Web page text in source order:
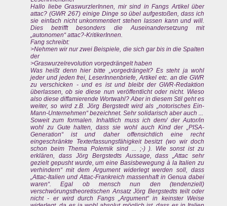
Hallo liebe GraswurzlerInnen, mir sind in Fangs Artikel über
attac? (GWR 267) einige Dinge so übel aufgestoßen, dass ich
sie einfach nicht unkommentiert stehen lassen kann und will.
Dies betrifft besonders die Auseinandersetzung mit
„autonomen“ attac?-KritikerInnen.
Fang schreibt:
>Nehmen wir nur zwei Beispiele, die sich gar bis in die Spalten
der
>Graswurzelrevolution vorgedrängelt haben
Was heißt denn hier bitte „vorgedrängelt? Es steht ja wohl
jeder und jeden frei, LeserInnenbriefe, Artikel etc. an die GWR
zu verschicken - und es ist und bleibt der GWR-Redaktion
überlassen, ob sie diese nun veröffentlicht oder nicht. Wieso
also diese diffamierende Wortwahl? Aber in diesem Stil geht es
weiter, so wird z.B. Jörg Bergstedt wird als „notorisches Ein-
Mann-Unternehmen“ bezeichnet. Sehr solidarisch aber auch ...
Soweit zum formalen. Inhaltlich muss ich dem/ der Autor/in
wohl zu Gute halten, dass sie wohl auch Kind der „PISA-
Generation“ ist und daher offensichtlich eine recht
eingeschränkte Texterfassungsfähigkeit besitzt (wo wir doch
schon beim Thema Polemik sind ... ;-) ). Wie sonst ist zu
erklären, dass Jörg Bergstedts Aussage, dass „Attac sehr
gezielt gepusht wurde, um eine Basisbewegung à la Italien zu
verhindern“ mit dem Argument widerlegt werden soll, dass
„Attac-Italien und Attac-Frankreich massenhaft in Genua dabei
waren“. Egal ob mensch nun den (tendenziell)
verschwörungstheoretischen Ansatz Jörg Bergstedts teilt oder
nicht - er wird durch Fangs „Argument“ in keinster Weise